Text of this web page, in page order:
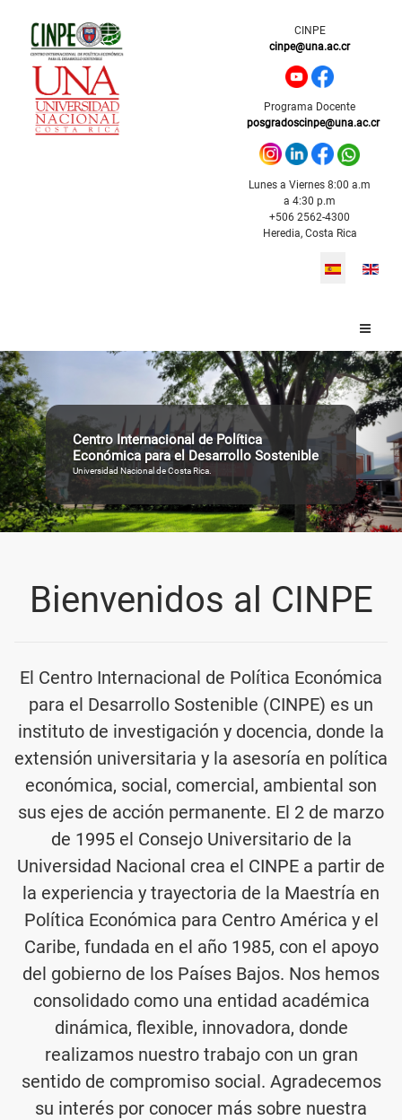
CINPE
cinpe@una.ac.cr
Programa Docente
posgradoscinpe@una.ac.cr
Lunes a Viernes 8:00 a.m
a 4:30 p.m
+506 2562-4300
Heredia, Costa Rica
Seleccione
Centro Internacional de Política
Económica para el Desarrollo Sostenible
Universidad Nacional de Costa Rica.
Bienvenidos al CINPE
El Centro Internacional de Política Económica
para el Desarrollo Sostenible (CINPE) es un
instituto de investigación y docencia, donde la
extensión universitaria y la asesoría en política
económica, social, comercial, ambiental son
sus ejes de acción permanente. El 2 de marzo
de 1995 el Consejo Universitario de la
Universidad Nacional crea el CINPE a partir de
la experiencia y trayectoria de la Maestría en
Política Económica para Centro América y el
Caribe, fundada en el año 1985, con el apoyo
del gobierno de los Países Bajos. Nos hemos
consolidado como una entidad académica
dinámica, flexible, innovadora, donde
realizamos nuestro trabajo con un gran
sentido de compromiso social. Agradecemos
su interés por conocer más sobre nuestra